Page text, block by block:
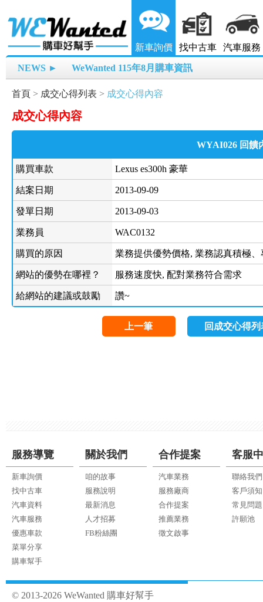
新車詢價 找中古車 汽車服務
NEWS ► WeWanted 115年8月購車資訊
首頁 > 成交心得列表 > 成交心得內容
成交心得內容
WYAI026 回饋
購買車款 Lexus es300h 豪華
結案日期 2013-09-09
發單日期 2013-09-03
業務員 WAC0132
購買的原因 業務提供優勢價格, 業務認真積極
網站的優勢在哪裡？ 服務速度快, 配對業務符合需求
給網站的建議或鼓勵 讚~
上一筆 回成交心得列
服務導覽
新車詢價
找中古車
汽車資料
汽車服務
優惠車款
菜單分享
購車幫手
關於我們
咱的故事
服務說明
最新消息
人才招募
FB粉絲團
合作提案
汽車業務
服務廠商
合作提案
推薦業務
徵文啟事
客服
聯絡我們
客戶須知
常見問題
許願池
© 2013-2026 WeWanted 購車好幫手